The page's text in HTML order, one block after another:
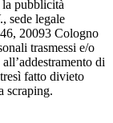
pubblicità
sede legale
20093 Cologno
trasmessi e/o
di
fatto divieto
scraping.